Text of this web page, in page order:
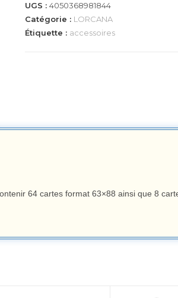
UGS : 4050368981844
Catégorie : LORCANA
Étiquette : accessoires
64 cartes format 63×88 ainsi que 8